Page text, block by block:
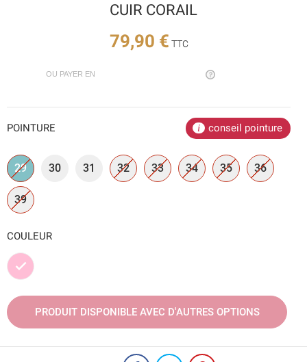
CUIR CORAIL
79,90 € TTC
OU PAYER EN
POINTURE conseil pointure
29 30 31 32 33 34 35 36
39
COULEUR
Rose
PRODUIT DISPONIBLE AVEC D'AUTRES OPTIONS